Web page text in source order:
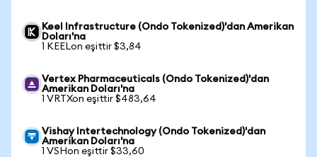
Keel Infrastructure (Ondo Tokenized)'dan Amerikan
Doları'na
1 KEELon eşittir $3,84
Vertex Pharmaceuticals (Ondo Tokenized)'dan
Amerikan Doları'na
1 VRTXon eşittir $483,64
Vishay Intertechnology (Ondo Tokenized)'dan
Amerikan Doları'na
1 VSHon eşittir $33,60